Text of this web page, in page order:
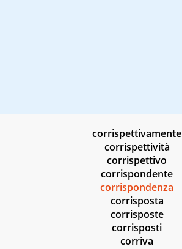
corrispettivamente
corrispettività
corrispettivo
corrispondente
corrispondenza
corrisposta
corrisposte
corrisposti
corriva